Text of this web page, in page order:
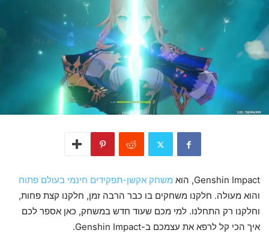
Genshin Impact, הוא
משחק אקשן-תפקידים חינמי בעולם פתוח
והוא מעולה. חלקנו משחקים בו כבר הרבה זמן, חלקנו קצת פחות,
וחלקנו רק התחלנו. למי מכם שעוד חדש במשחק, כאן אספר לכם
איך הכי קל לרפא את עצמכם ב-Genshin Impact.